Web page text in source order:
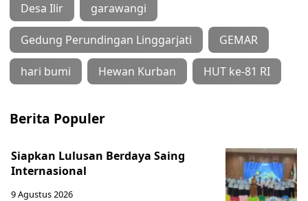
Desa Ilir garawangi
Gedung Perundingan Linggarjati GEMAR
hari bumi Hewan Kurban HUT ke-81 RI
Berita Populer
Siapkan Lulusan Berdaya Saing
Internasional
9 Agustus 2026